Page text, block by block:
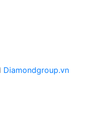
Diamondgroup.vn